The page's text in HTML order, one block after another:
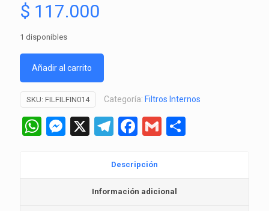
$ 117.000
1 disponibles
Añadir al carrito
SKU: FILFILFIN014 Categoría: Filtros Internos
WhatsApp
Messenger
X Telegram
Facebook
Gmail
Descripción
Información adicional